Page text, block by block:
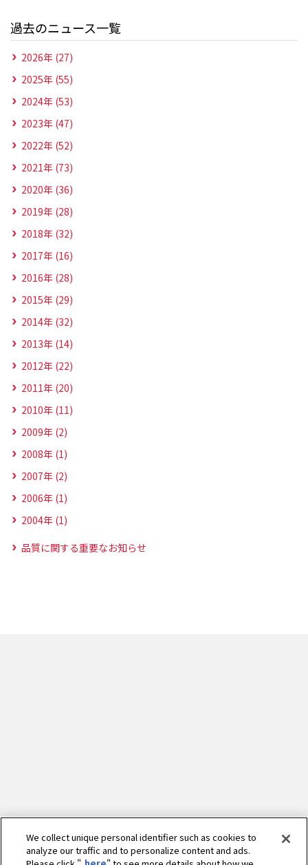
過去のニュース一覧
2026年 (27)
2025年 (55)
2024年 (53)
2023年 (47)
2022年 (52)
2021年 (73)
2020年 (36)
2019年 (28)
2018年 (32)
2017年 (16)
2016年 (28)
2015年 (29)
2014年 (32)
2013年 (14)
2012年 (22)
2011年 (20)
2010年 (11)
2009年 (2)
2008年 (1)
2007年 (2)
2006年 (1)
2004年 (1)
品質に関する重要なお知らせ
We collect unique personal identifier such as cookies to
analyze our traffic and to personalize content and ads.